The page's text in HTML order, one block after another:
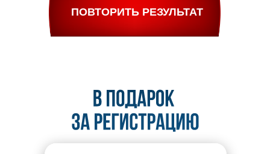
ПОВТОРИТЬ РЕЗУЛЬТАТ